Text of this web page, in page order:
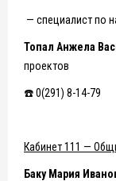
— специалист по
Топал Анжела
проектов
☎️ 0(291) 8-14-79
Кабинет 111 —
Баку Мария